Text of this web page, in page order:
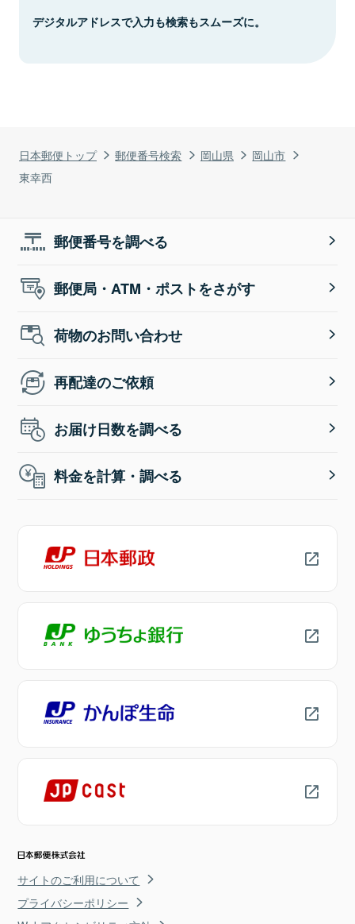
日本郵便トップ 郵便番号検索 岡山県
岡山市
東幸西
デジタルアドレスで入力も検索もスムーズに。
郵便番号を調べる
郵便局・ATM・ポストをさがす
荷物のお問い合わせ
再配達のご依頼
お届け日数を調べる
料金を計算・調べる
サイトのご利用について
プライバシーポリシー